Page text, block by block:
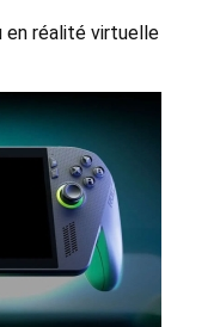
en réalité virtuelle